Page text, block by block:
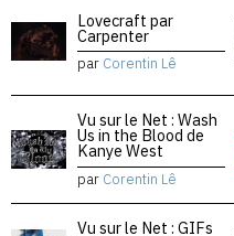
Lovecraft par
Carpenter
par Corentin Lê
Vu sur le Net : Wash
Us in the Blood de
Kanye West
par Corentin Lê
Vu sur le Net : GIFs